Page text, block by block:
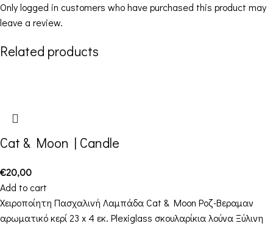
Only logged in customers who have purchased this product may
leave a review.
Related products
Cat & Moon | Candle
€20,00
Add to cart
Χειροποίητη Πασχαλινή Λαμπάδα Cat & Moon Ροζ-Βεραμαν
αρωματικό κερί 23 x 4 εκ. Plexiglass σκουλαρίκια λούνα Ξύλινη